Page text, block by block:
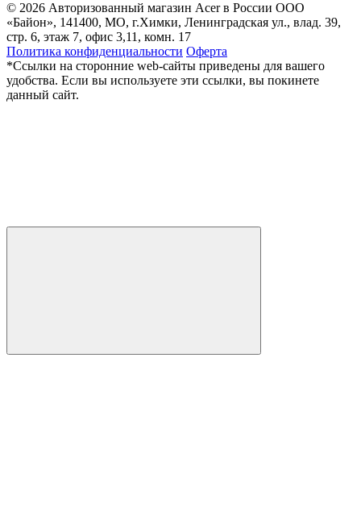
© 2026 Авторизованный магазин Acer в России ООО
«Байон», 141400, МО, г.Химки, Ленинградская ул., влад. 39,
стр. 6, этаж 7, офис 3,11, комн. 17
Политика конфиденциальности Оферта
*Ссылки на сторонние web-сайты приведены для вашего
удобства. Если вы используете эти ссылки, вы покинете
данный сайт.